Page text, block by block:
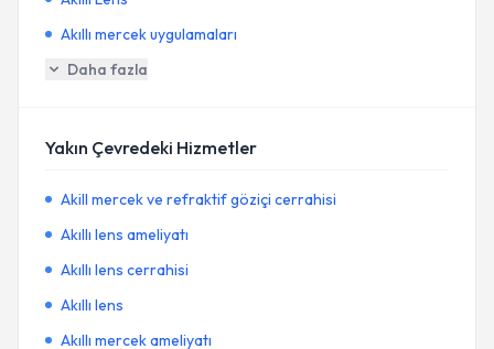
Akıllı mercek uygulamaları
Daha fazla
Yakın Çevredeki Hizmetler
Akill mercek ve refraktif göziçi cerrahisi
Akıllı lens ameliyatı
Akıllı lens cerrahisi
Akıllı lens
Akıllı mercek ameliyatı